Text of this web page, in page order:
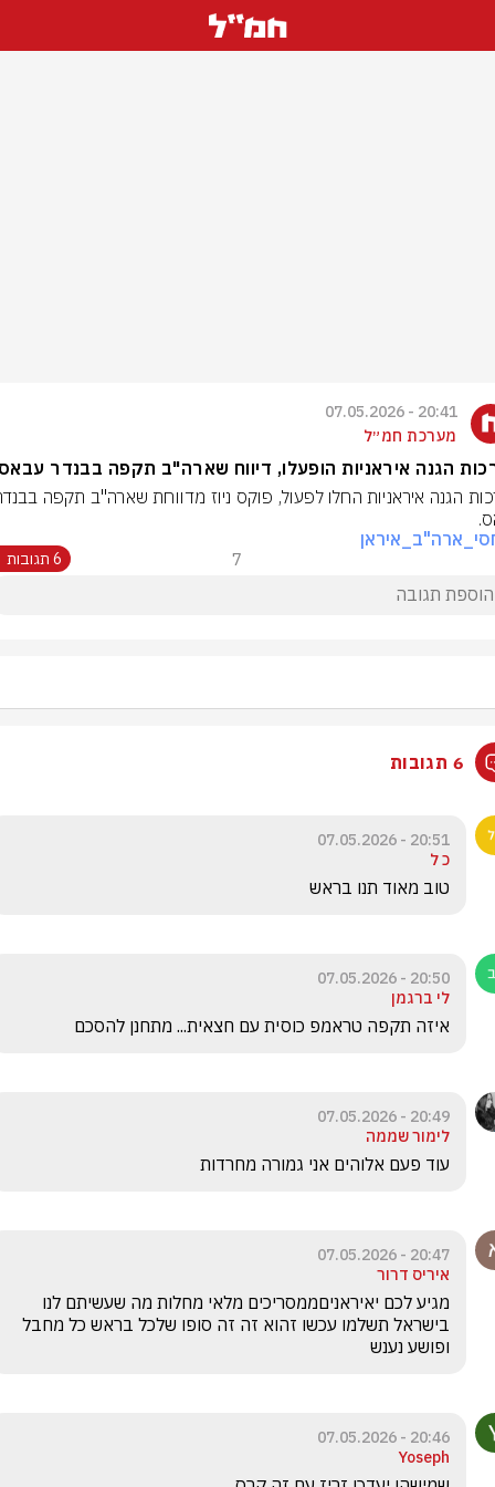
20:41 - 07.05.2026
מערכת חמ״ל
הגנה איראניות הופעלו, דיווח שארה"ב תקפה בבנדר עבאס
7 6 תגובות
6 תגובות
20:51 - 07.05.2026
כ ל
טוב מאוד תנו בראש
20:50 - 07.05.2026
לי ברגמן
איזה תקפה טראמפ כוסית עם חצאית... מתחנן להסכם
20:49 - 07.05.2026
לימור שממה
עוד פעם אלוהים אני גמורה מחרדות
20:47 - 07.05.2026
איריס דרור
ופושע נענש
20:46 - 07.05.2026
Yoseph